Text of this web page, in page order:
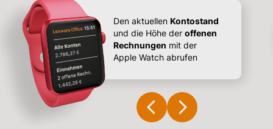
Den aktuellenKontostand
und die Höhe deroffenen
Rechnungen mit der
Apple Watch abrufen